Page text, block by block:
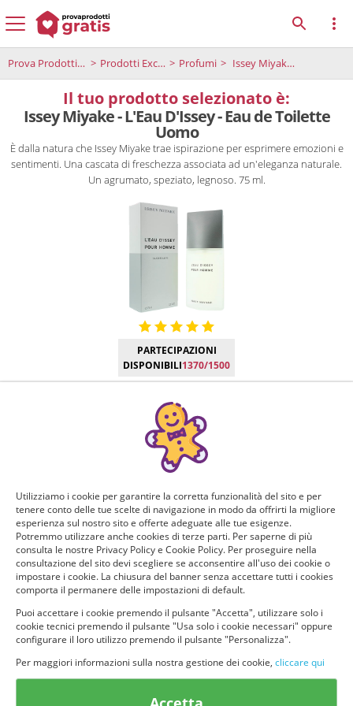
Prova Prodotti Gratis Prodotti Exclusive Profumi Issey Miyake - L'Eau D'Issey - Eau de Toilette Uomo
Il tuo prodotto selezionato è:
Issey Miyake - L'Eau D'Issey - Eau de Toilette
Uomo
È dalla natura che Issey Miyake trae ispirazione per esprimere emozioni e
sentimenti. Una cascata di freschezza associata ad un'eleganza naturale.
Un agrumato, speziato, legnoso. 75 ml.
PARTECIPAZIONI
DISPONIBILI1370/1500
Manca poco!
Puoi ricevere GRATIS questo nuovo prodotto, provarlo e
consigliarlo ad altri utenti. Per determinare se hai tutti i
requisiti per poter ricevere il prodotto da te selezionato e
testarlo, rispondi a questo breve questionario.
Domanda 1 di 8:
Cosa valuti di più di un profumo?
La durata Il prezzo
La marca La dimensione
Utilizziamo i cookie per garantire la corretta funzionalità del sito e per
tenere conto delle tue scelte di navigazione in modo da offrirti la migliore
esperienza sul nostro sito e offerte adeguate alle tue esigenze.
Potremmo utilizzare anche cookies di terze parti. Per saperne di più
consulta le nostre Privacy Policy e Cookie Policy. Per proseguire nella
consultazione del sito devi scegliere se acconsentire all'uso dei cookie o
impostare i cookie. La chiusura del banner senza accettare tutti i cookies
comporta il permanere delle impostazioni di default.
Puoi accettare i cookie premendo il pulsante "Accetta", utilizzare solo i
cookie tecnici premendo il pulsante "Usa solo i cookie necessari" oppure
configurare il loro utilizzo premendo il pulsante "Personalizza".
Per maggiori informazioni sulla nostra gestione dei cookie, cliccare qui